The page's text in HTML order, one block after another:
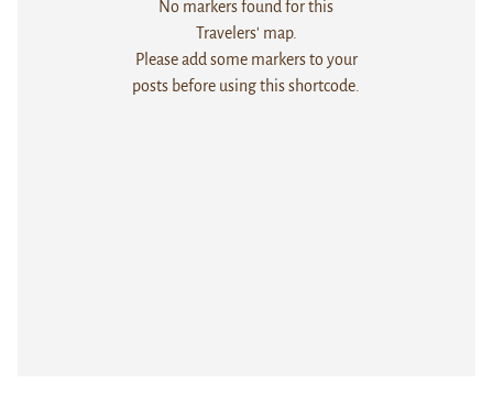
No markers found for this
Travelers' map.
Please add some markers to your
posts before using this shortcode.